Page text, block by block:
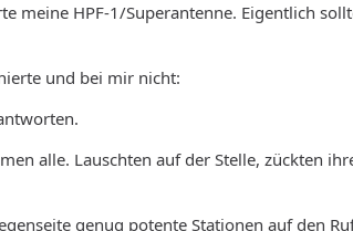
meine HPF-1/Superantenne. Eigentlich
und bei mir nicht:
alle. Lauschten auf der Stelle, zückten
genug potente Stationen auf den